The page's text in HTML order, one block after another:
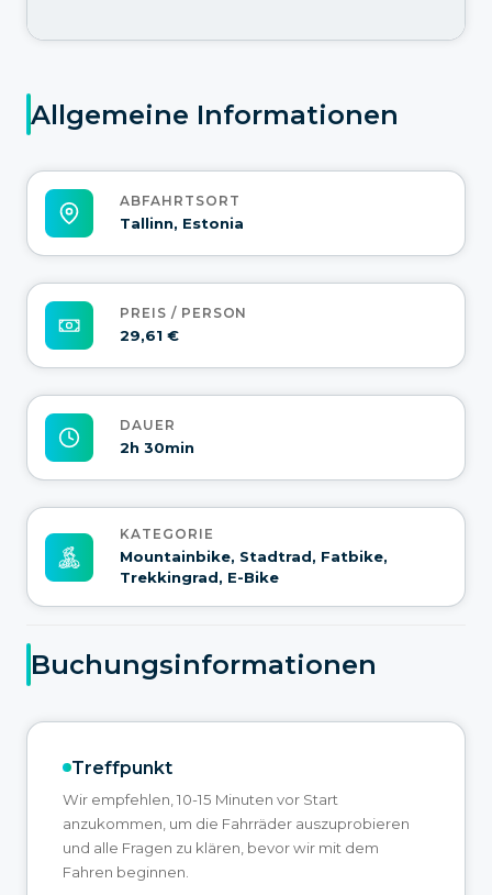
Allgemeine Informationen
ABFAHRTSORT
Tallinn, Estonia
PREIS / PERSON
29,61 €
DAUER
2h 30min
KATEGORIE
Mountainbike, Stadtrad, Fatbike,
Trekkingrad, E-Bike
Buchungsinformationen
Treffpunkt
Wir empfehlen, 10-15 Minuten vor Start
anzukommen, um die Fahrräder auszuprobieren
und alle Fragen zu klären, bevor wir mit dem
Fahren beginnen.